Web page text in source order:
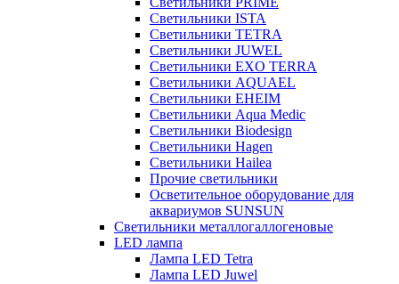
Светильники ISTA
Светильники TETRA
Светильники JUWEL
Светильники EXO TERRA
Светильники AQUAEL
Светильники EHEIM
Светильники Aqua Medic
Светильники Biodesign
Светильники Hagen
Светильники Hailea
Прочие светильники
Осветительное оборудование для
аквариумов SUNSUN
Светильники металлогаллогеновые
LED лампа
Лампа LED Tetra
Лампа LED Juwel